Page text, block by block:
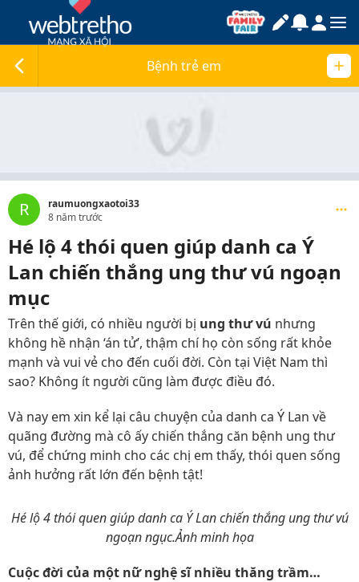
Bệnh trẻ em
R
raumuongxaotoi33
8 năm trước
Hé lộ 4 thói quen giúp danh ca Ý
Lan chiến thắng ung thư vú ngoạn
mục
Trên thế giới, có nhiều người bị ung thư vú nhưng
không hề nhận ‘án tử’, thậm chí họ còn sống rất khỏe
mạnh và vui vẻ cho đến cuối đời. Còn tại Việt Nam thì
sao? Không ít người cũng làm được điều đó.
Và nay em xin kể lại câu chuyện của danh ca Ý Lan về
quãng đường mà cô ấy chiến thắng căn bệnh ung thư
vú, để chứng minh cho các chị em thấy, thói quen sống
ảnh hưởng rất lớn đến bệnh tật!
Hé lộ 4 thói quen giúp danh ca Ý Lan chiến thắng ung thư vú
ngoạn ngục.Ảnh minh họa
Cuộc đời của một nữ nghệ sĩ nhiều thăng trầm…